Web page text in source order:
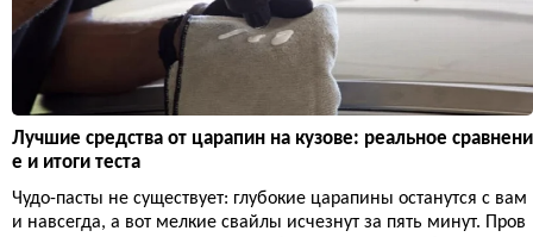
Лучшие средства от царапин на кузове: реальное сравнени
е и итоги теста
Чудо-пасты не существует: глубокие царапины останутся с вам
и навсегда, а вот мелкие свайлы исчезнут за пять минут. Пров